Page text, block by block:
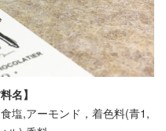
名】
塩,アーモンド，着色料(青1,